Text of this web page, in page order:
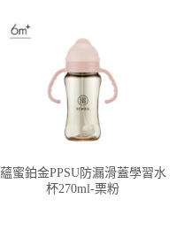
蘊蜜鉑金PPSU防漏滑蓋學習水
杯270ml-栗粉